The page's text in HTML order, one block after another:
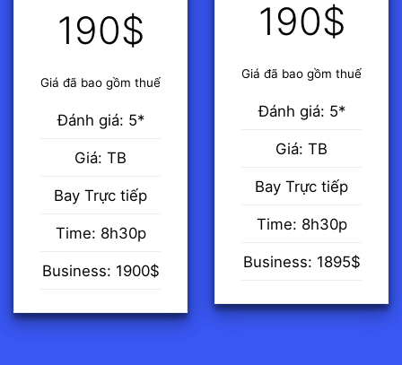
190$
Giá đã bao gồm thuế
Đánh giá: 5*
Giá: TB
Bay Trực tiếp
Time: 8h30p
Business: 1900$
190$
Giá đã bao gồm thuế
Đánh giá: 5*
Giá: TB
Bay Trực tiếp
Time: 8h30p
Business: 1895$